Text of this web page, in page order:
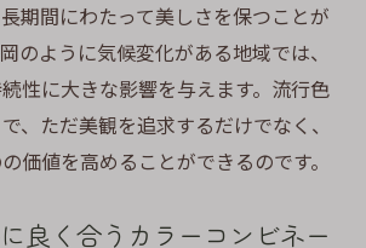
期間にわたって美しさを保つことが
のように気候変化がある地域では、
性に大きな影響を与えます。流行色
、ただ美観を追求するだけでなく、
価値を高めることができるのです。
良く合うカラーコンビネー